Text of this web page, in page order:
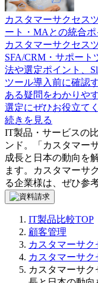
カスタマーサクセス
ート・MAとの統合ポ
カスタマーサクセス
SFA/CRM・サポー
法や選定ポイント、
ツール導入前に確認
ある疑問をわかりや
選定にぜひお役立て
続きを見る
IT製品・サービスの
ンド。「 カスタマー
成長と日本の動向を
ます。
カスタマーサ
る企業様は、ぜひ参
IT製品比較TOP
顧客管理
カスタマーサ
カスタマーサ
カスタマーサ